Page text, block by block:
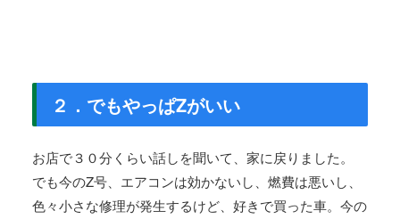
２．でもやっぱZがいい
お店で３０分くらい話しを聞いて、家に戻りました。
でも今のZ号、エアコンは効かないし、燃費は悪いし、
色々小さな修理が発生するけど、好きで買った車。今の